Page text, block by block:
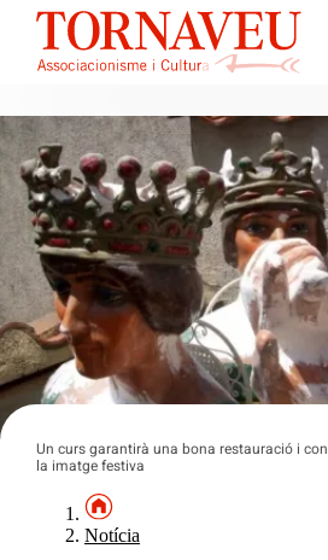
Un curs garantirà una bona restauració i
la imatge festiva
Notícia